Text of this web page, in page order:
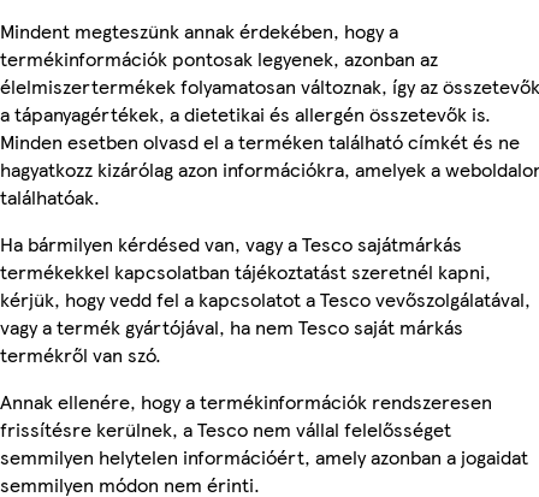
Mindent megteszünk annak érdekében, hogy a
termékinformációk pontosak legyenek, azonban az
élelmiszertermékek folyamatosan változnak, így az
a tápanyagértékek, a dietetikai és allergén összetevők is.
Minden esetben olvasd el a terméken található címkét és ne
hagyatkozz kizárólag azon információkra, amelyek a
találhatóak.
Ha bármilyen kérdésed van, vagy a Tesco sajátmárkás
termékekkel kapcsolatban tájékoztatást szeretnél kapni,
kérjük, hogy vedd fel a kapcsolatot a Tesco vevőszolgálatával,
vagy a termék gyártójával, ha nem Tesco saját márkás
termékről van szó.
Annak ellenére, hogy a termékinformációk rendszeresen
frissítésre kerülnek, a Tesco nem vállal felelősséget
semmilyen helytelen információért, amely azonban a jogaidat
semmilyen módon nem érinti.